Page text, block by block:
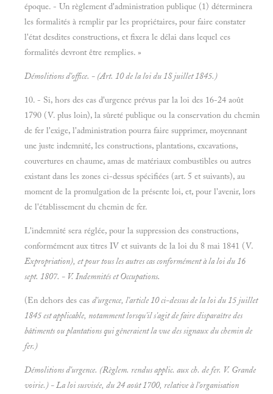
époque. - Un règlement d'administration publique (1) déterminera
les formalités à remplir par les propriétaires, pour faire constater
l'état desdites constructions, et fixera le délai dans lequel ces
formalités devront être remplies. »
Démolitions d'office. - (Art. 10 de la loi du 1S juillet 1845.)
10. - Si, hors des cas d'urgence prévus par la loi des 16-24 août
1790 (V. plus loin), la sûreté publique ou la conservation du chemin
de fer l'exige, l'administration pourra faire supprimer, moyennant
une juste indemnité, les constructions, plantations, excavations,
couvertures en chaume, amas de matériaux combustibles ou autres
existant dans les zones ci-dessus spécifiées (art. 5 et suivants), au
moment de la promulgation de la présente loi, et, pour l'avenir, lors
de l'établissement du chemin de fer.
L'indemnité sera réglée, pour la suppression des constructions,
conformément aux titres IV et suivants de la loi du 8 mai 1841 (V.
Expropriation), et pour tous les autres cas conformément à la loi du 16
sept. 1807. - V.Indemnités etOccupations.
(En dehors des cas d'urgence, l'article 10 ci-dessus de la loi du 15 juillet
1845 est applicable, notamment lorsqu'il s'agit de faire disparaître des
bâtiments ou plantations qui gêneraient la vue des signaux du chemin de
fer.)
Démolitions d'urgence. (Règlem. rendus applic. aux ch. de fer. V. Grande
voirie.) - La loi susvisée, du 24 août 1700, relative à l'organisation